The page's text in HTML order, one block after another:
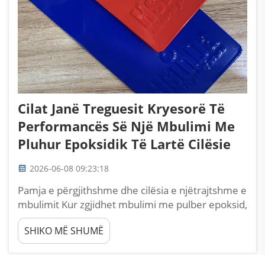
Cilat Janë Treguesit Kryesorë Të
Performancës Së Një Mbulimi Me
Pluhur Epoksidik Të Lartë Cilësie
2026-06-08 09:23:18
Pamja e përgjithshme dhe cilësia e njëtrajtshme e
mbulimit Kur zgjidhet mbulimi me pulber epoksid,
gjëja e parë që çdo teknik i përvojësuar i
kontrollon është pamja e përgjithshme e filmi të
përfunduar, pasi kjo reflekton drejtpërdrejt
SHIKO MË SHUMË